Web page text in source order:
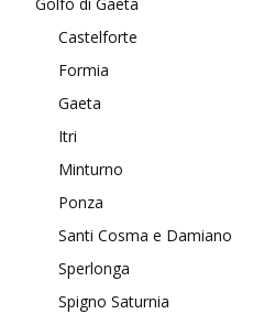
Golfo di Gaeta
Castelforte
Formia
Gaeta
Itri
Minturno
Ponza
Santi Cosma e Damiano
Sperlonga
Spigno Saturnia